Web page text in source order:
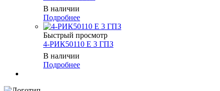
В наличии
Подробнее
Быстрый просмотр
4-РИК50110 Е 3 ГПЗ
В наличии
Подробнее